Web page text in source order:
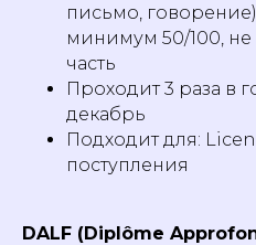
письмо,
минимум 50/100, не
часть
Проходит 3 раза в
декабрь
Подходит для:
поступления
DALF (Diplôme